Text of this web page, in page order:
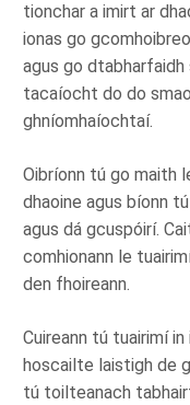
tionchar a imirt ar
ionas go
agus go dtabharfaidh
tacaíocht do do
ghníomhaíochtaí.
Oibríonn tú go maith
dhaoine agus bíonn
agus dá gcuspóirí.
comhionann le
den fhoireann.
Cuireann tú tuairimí in
hoscailte laistigh de
tú toilteanach